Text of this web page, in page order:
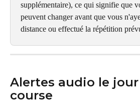
supplémentaire), ce qui signifie que
peuvent changer avant que vous
distance ou effectué la répétition
Alertes audio le jour
course